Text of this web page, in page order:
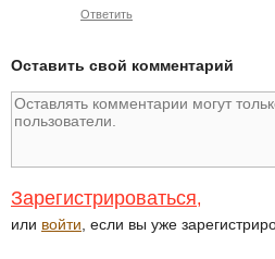
Ответить
Оставить свой комментарий
Зарегистрироваться,
или войти , если вы уже